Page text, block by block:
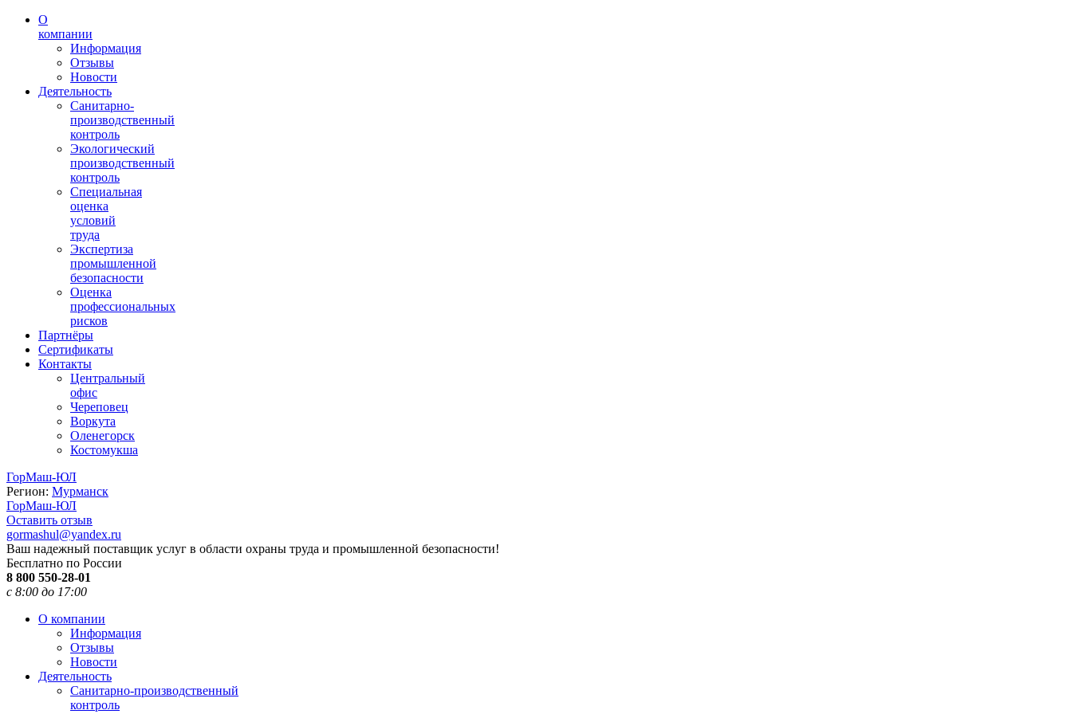
О
компании
Информация
Отзывы
Новости
Деятельность
Санитарно-
производственный
контроль
Экологический
производственный
контроль
Специальная
оценка
условий
труда
Экспертиза
промышленной
безопасности
Оценка
профессиональных
рисков
Партнёры
Сертификаты
Контакты
Центральный
офис
Череповец
Воркута
Оленегорск
Костомукша
ГорМаш-ЮЛ
Регион: Мурманск
ГорМаш-ЮЛ
Оставить отзыв
gormashul@yandex.ru
Ваш надежный поставщик услуг в области охраны труда и промышленной безопасности!
Бесплатно по России
8 800 550-28-01
с 8:00 до 17:00
О компании
Информация
Отзывы
Новости
Деятельность
Санитарно-производственный
контроль